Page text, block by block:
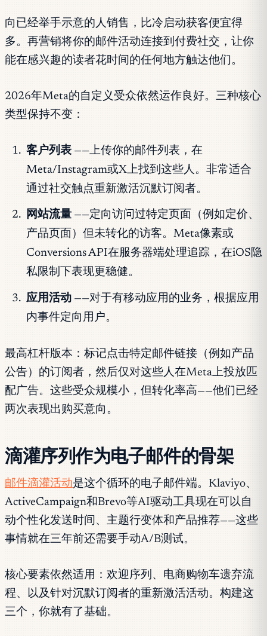
向已经举手示意的人销售，比冷启动获客便宜得
多。再营销将你的邮件活动连接到付费社交，让你
能在感兴趣的读者花时间的任何地方触达他们。
2026年Meta的自定义受众依然运作良好。三种核心
类型保持不变：
客户列表 ——上传你的邮件列表，在
Meta/Instagram或X上找到这些人。非常适合
通过社交触点重新激活沉默订阅者。
网站流量 ——定向访问过特定页面（例如定价、
产品页面）但未转化的访客。Meta像素或
Conversions API在服务器端处理追踪，在iOS隐
私限制下表现更稳健。
应用活动 ——对于有移动应用的业务，根据应用
内事件定向用户。
最高杠杆版本：标记点击特定邮件链接（例如产品
公告）的订阅者，然后仅对这些人在Meta上投放匹
配广告。这些受众规模小，但转化率高——他们已经
两次表现出购买意向。
滴灌序列作为电子邮件的骨架
邮件滴灌活动是这个循环的电子邮件端。Klaviyo、
ActiveCampaign和Brevo等AI驱动工具现在可以自
动个性化发送时间、主题行变体和产品推荐——这些
事情就在三年前还需要手动A/B测试。
核心要素依然适用：欢迎序列、电商购物车遗弃流
程、以及针对沉默订阅者的重新激活活动。构建这
三个，你就有了基础。